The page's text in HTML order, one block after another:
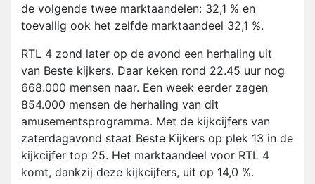
de volgende twee marktaandelen: 32,1 % en
toevallig ook het zelfde marktaandeel 32,1 %.
RTL 4 zond later op de avond een herhaling uit
van Beste kijkers. Daar keken rond 22.45 uur nog
668.000 mensen naar. Een week eerder zagen
854.000 mensen de herhaling van dit
amusementsprogramma. Met de kijkcijfers van
zaterdagavond staat Beste Kijkers op plek 13 in de
kijkcijfer top 25. Het marktaandeel voor RTL 4
komt, dankzij deze kijkcijfers, uit op 14,0 %.